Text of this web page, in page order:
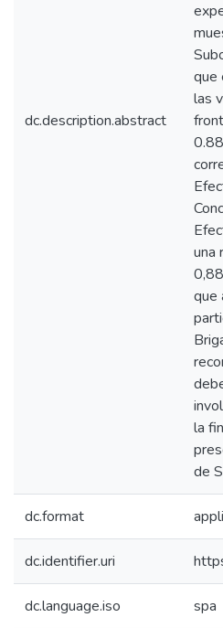
dc.description.abstract
que
las
una
que
la
de
dc.format
dc.identifier.uri
dc.language.iso spa